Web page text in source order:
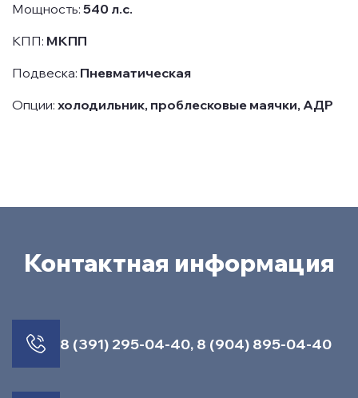
Мощность: 540 л.с.
КПП: МКПП
Подвеска: Пневматическая
Опции: холодильник, проблесковые маячки, АДР
Контактная информация
8 (391) 295-04-40, 8 (904) 895-04-40